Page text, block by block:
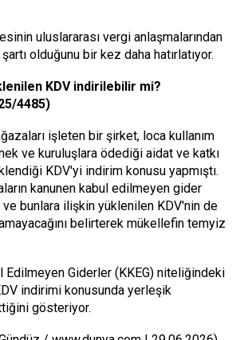
ulus­lararası vergi anlaşmalarından
olduğunu bir kez daha hatırlatıyor.
KDV indirilebilir mi?
4485)
işle­ten bir şirket, loca kullanım
ve kuruluşlara öde­diği aidat ve katkı
KDV'yi indirim konusu yapmıştı.
kanunen kabul edilmeyen gider
bunlara iliş­kin yüklenilen KDV'nin de
belirterek mükellefin temyiz
Edilme­yen Giderler (KKEG) niteliğindeki
indirimi konusunda yerleşik
gösteriyor.